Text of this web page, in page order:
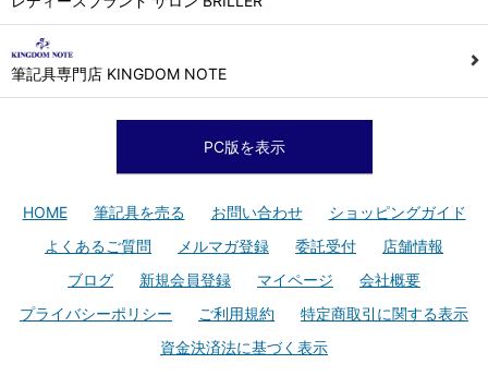
筆記具専門店 KINGDOM NOTE
PC版を表示
HOME 筆記具を売る お問い合わせ
ショッピングガイド
よくあるご質問
メルマガ登録 委託受付
店舗情報
ブログ
新規会員登録 マイページ
会社概要
プライバシーポリシー
ご利用規約
特定商取引に関する表示
資金決済法に基づく表示